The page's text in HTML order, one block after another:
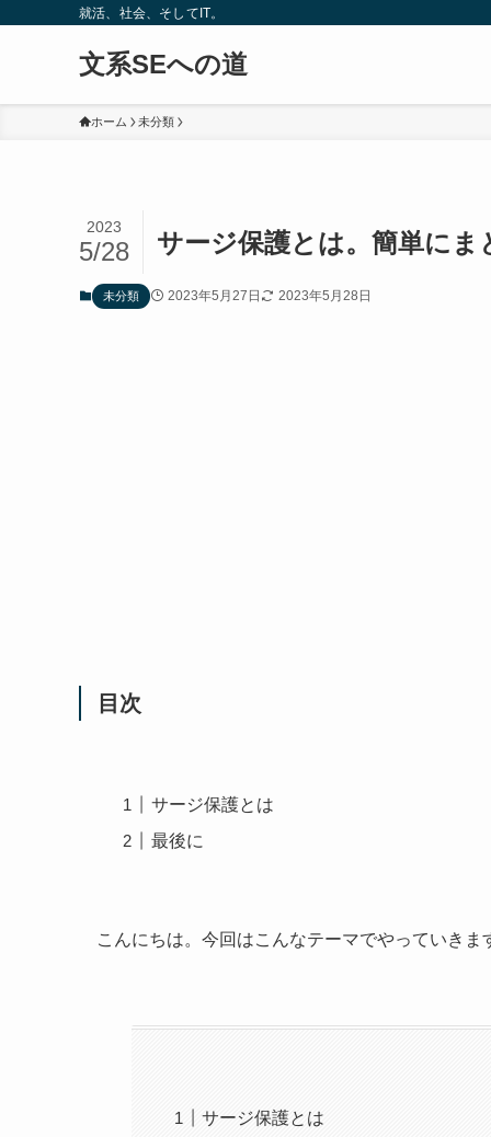
就活、社会、そしてIT。
文系SEへの道
ホーム 未分類
サージ保護とは。簡単にま
2023
5/28
未分類 2023年5月27日 2023年5月28日
目次
サージ保護とは
最後に
こんにちは。今回はこんなテーマでやっていきま
サージ保護とは